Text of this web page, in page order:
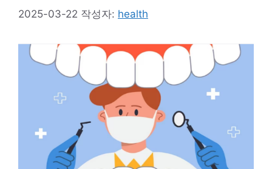
2025-03-22 작성자: health